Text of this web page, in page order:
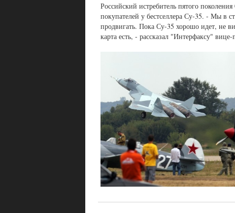
Российский истребитель пятого
покупателей у бестселлера Су-35. - Мы в
продвигать. Пока Су-35 хорошо идет, не
карта есть, - рассказал "Интерфаксу"